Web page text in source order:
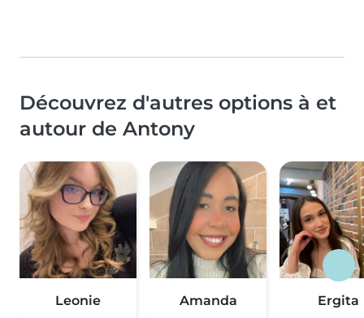
Découvrez d'autres options à et
autour de Antony
Leonie Amanda Ergita